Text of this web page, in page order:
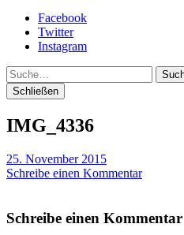
Facebook
Twitter
Instagram
Suche
Schließen
IMG_4336
25. November 2015
Schreibe einen Kommentar
Schreibe einen Kommentar